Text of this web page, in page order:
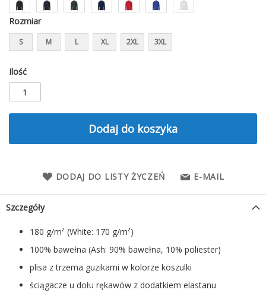
Rozmiar
S M L XL 2XL 3XL
Ilość
Dodaj do koszyka
DODAJ DO LISTY ŻYCZEŃ E-MAIL
Szczegóły
180 g/m² (White: 170 g/m²)
100% bawełna (Ash: 90% bawełna, 10% poliester)
plisa z trzema guzikami w kolorze koszulki
ściągacze u dołu rękawów z dodatkiem elastanu